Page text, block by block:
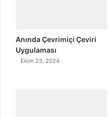
Anında Çevrimiçi Çeviri
Uygulaması
Ekim 23, 2024